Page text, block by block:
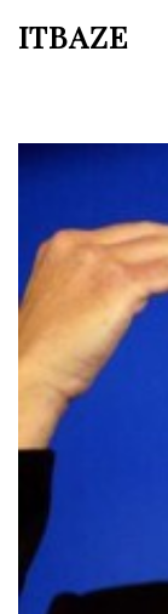
ITBAZE